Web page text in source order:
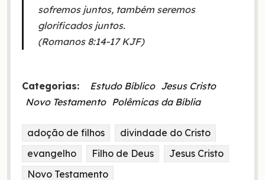
sofremos juntos, também seremos
glorificados juntos.
(Romanos 8:14-17 KJF)
Categorias: Estudo Bíblico Jesus Cristo
Novo Testamento
Polêmicas da Bíblia
adoção de filhos
divindade do Cristo
evangelho
Filho de Deus
Jesus Cristo
Novo Testamento